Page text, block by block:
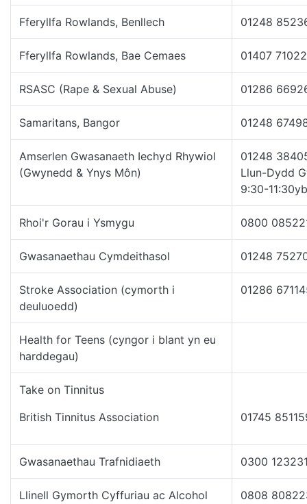
Fferyllfa Rowlands, Benllech 01248
Fferyllfa Rowlands, Bae Cemaes 01407
RSASC (Rape & Sexual Abuse) 01286
Samaritans, Bangor 01248
Amserlen Gwasanaeth Iechyd Rhywiol
(Gwynedd & Ynys Môn)
01248
Llun-Dydd
9:30-
Rhoi'r Gorau i Ysmygu 0800
Gwasanaethau Cymdeithasol 01248
Stroke Association (cymorth i
deuluoedd)
01286
Health for Teens (cyngor i blant yn eu
harddegau)
Take on Tinnitus
British Tinnitus Association
01745
Gwasanaethau Trafnidiaeth 0300
Llinell Gymorth Cyffuriau ac Alcohol
0808